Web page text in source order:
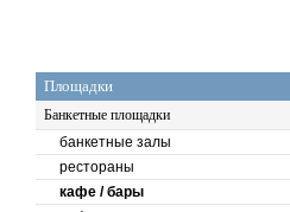
Площадки
Банкетные площадки
банкетные залы
рестораны
кафе / бары